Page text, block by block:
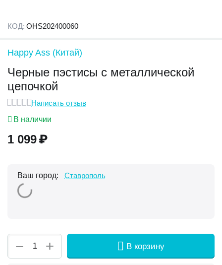
КОД: OHS202400060
Happy Ass (Китай)
Черные пэстисы с металлической
цепочкой
Написать отзыв
В наличии
1 099₽
Ваш город: Ставрополь
+
− В корзину